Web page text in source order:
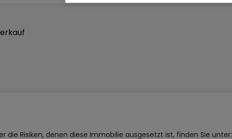
die Risiken, denen diese Immobilie ausgesetzt ist, finden Sie unter: